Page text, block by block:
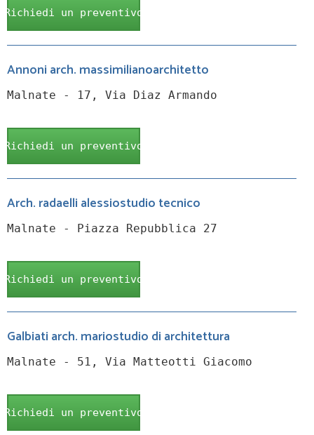
Richiedi un preventivo
Annoni arch. massimilianoarchitetto
Malnate - 17, Via Diaz Armando
Richiedi un preventivo
Arch. radaelli alessiostudio tecnico
Malnate - Piazza Repubblica 27
Richiedi un preventivo
Galbiati arch. mariostudio di architettura
Malnate - 51, Via Matteotti Giacomo
Richiedi un preventivo